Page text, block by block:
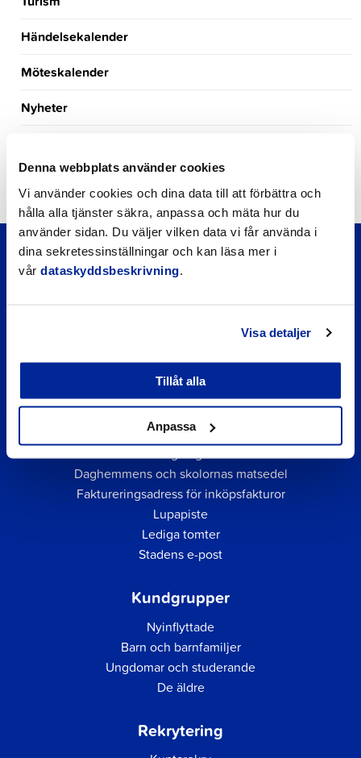
Denna webbplats använder cookies
Vi använder cookies och dina data till att förbättra och
hålla alla tjänster säkra, anpassa och mäta hur du
använder sidan. Du väljer vilken data vi får använda i
dina sekretessinställningar och kan läsa mer i
vår dataskyddsbeskrivning
Visa detaljer
Tillåt alla
Anpassa
Händelsekalender
Möteskalender
Nyheter
Okategoriserade
Snabblänkar
Daghemmens och skolornas matsedel
Faktureringsadress för inköpsfakturor
Lupapiste
Lediga tomter
Stadens e-post
Kundgrupper
Nyinflyttade
Barn och barnfamiljer
Ungdomar och studerande
De äldre
Rekrytering